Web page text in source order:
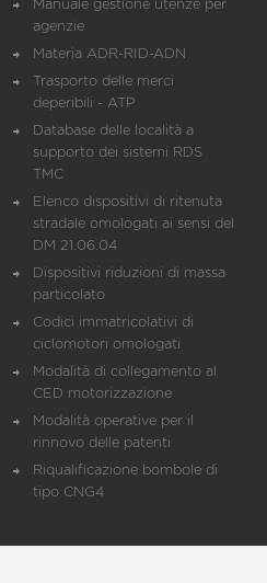
Manuale gestione utenze per
agenzie
Materia ADR-RID-ADN
Trasporto delle merci
deperibili - ATP
Database delle località a
supporto dei sistemi RDS
TMC
Elenco dispositivi di ritenuta
stradale omologati ai sensi del
DM 21.06.04
Dispositivi riduzioni di massa
particolato
Codici immatricolativi di
ciclomotori omologati
Modalità di collegamento al
CED motorizzazione
Modalità operative per il
rinnovo delle patenti
Riqualificazione bombole di
tipo CNG4